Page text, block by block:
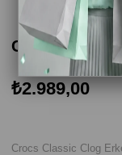
Crocs Classic
₺2.989,00
Crocs Classic Clog